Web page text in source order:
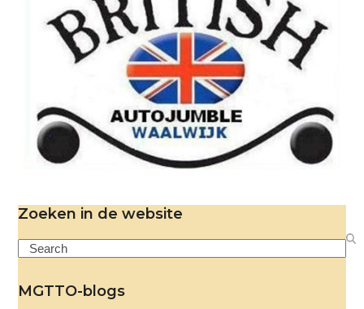
Zoeken in de website
Search
MGTTO-blogs